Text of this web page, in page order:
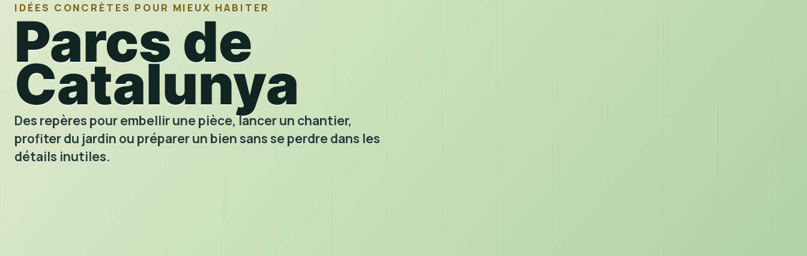
IDÉES CONCRÈTES POUR MIEUX HABITER
Parcs de
Catalunya
Des repères pour embellir une pièce, lancer un chantier,
profiter du jardin ou préparer un bien sans se perdre dans les
détails inutiles.